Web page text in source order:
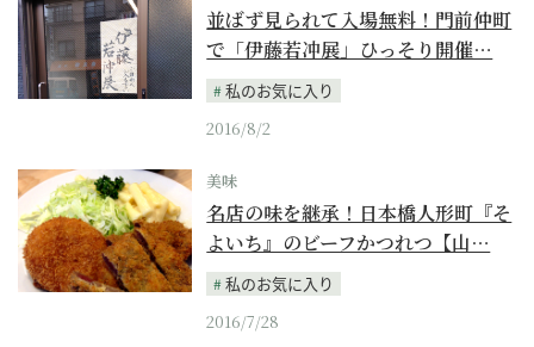
並ばず見られて入場無料！門前仲町
で「伊藤若冲展」ひっそり開催…
私のお気に入り
2016/8/2
美味
名店の味を継承！日本橋人形町『そ
よいち』のビーフかつれつ【山…
私のお気に入り
2016/7/28